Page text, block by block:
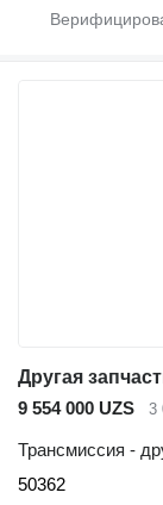
9 554 000 UZS 3
Трансмиссия -
50362